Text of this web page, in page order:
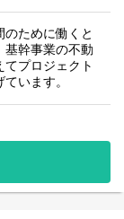
のために働くと
基幹事業の不動
プロジェクト
います。